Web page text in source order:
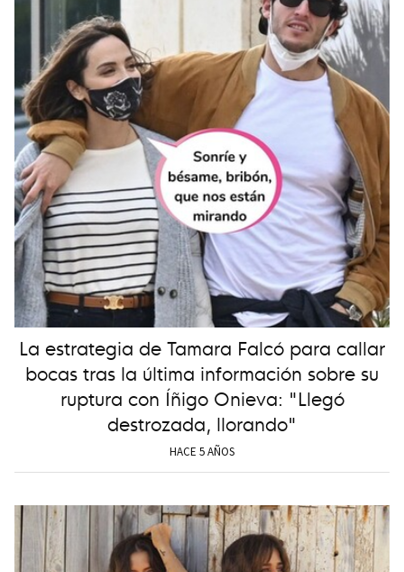
La estrategia de Tamara Falcó para callar
bocas tras la última información sobre su
ruptura con Íñigo Onieva: "Llegó
destrozada, llorando"
HACE 5 AÑOS